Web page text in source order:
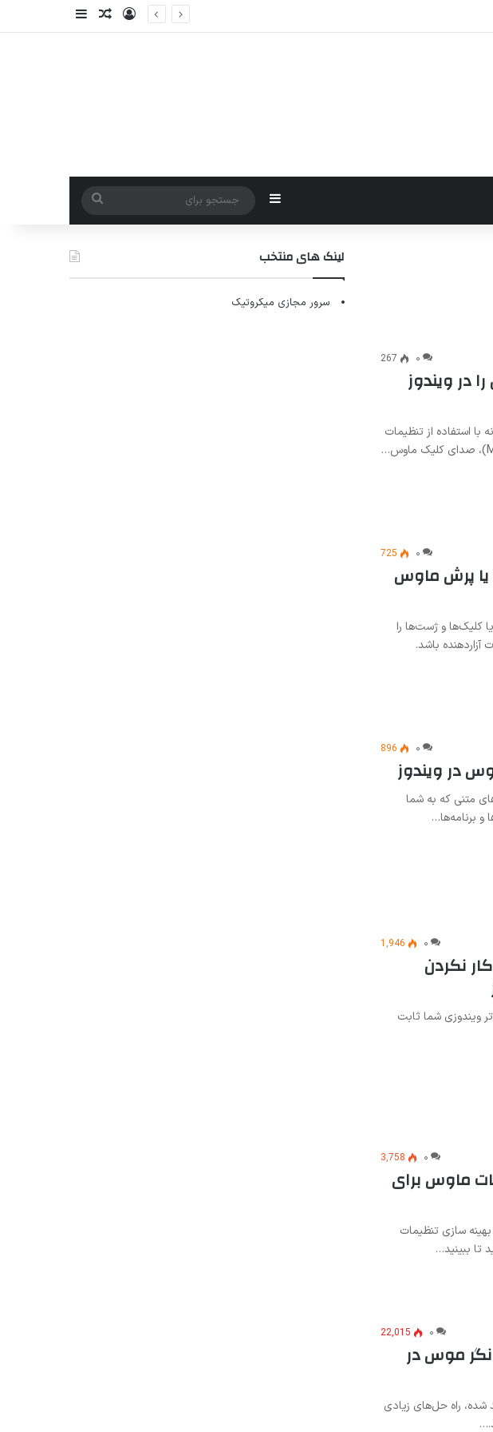
ورودنوشته تصادفی
سایدبار
سایدبار
جستجو
برای
۰ 267
در ویندوز
استفاده از تنظیمات
۰ 725
پرش ماوس
کلیک‌ها و ژست‌ها را
باشد.
۰ 896
در ویندوز
متنی که به شما
و برنامه‌ها…
۰ 1,946
نکردن
ویندوزی شما ثابت
۰ 3,758
ماوس برای
سازی تنظیمات
تا ببینید…
۰ 22,015
موس در
شما در ویندوز ۱۰ ناپدید شده، راه‌ حل‌های زیادی
لینک های منتخب
سرور مجازی میکروتیک